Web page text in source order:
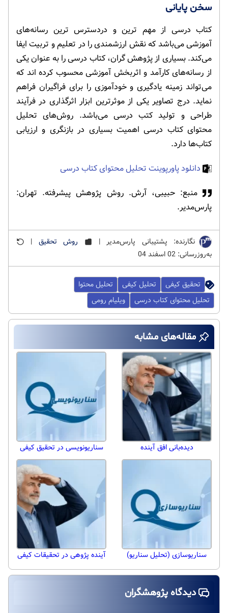
سخن پایانی
کتاب درسی از مهم ترین و دردسترس ترین رسانه‌های
آموزشی می‌باشد که نقش ارزشمندی را در تعلیم و تربیت ایفا
می‌کند. بسیاری از پژوهش گران، کتاب درسی را به عنوان یکی
از رسانه‌های کارآمد و اثربخش آموزشی محسوب کرده اند که
می‌تواند زمینه یادگیری و خودآموزی را برای فراگیران فراهم
نماید. درج تصاویر یکی از موثرترین ابزار اثرگذاری در فرآیند
طراحی و تولید کتب درسی می‌باشد. روش‌های تحلیل
محتوای کتاب درسی اهمیت بسیاری در بازنگری و ارزیابی
کتاب‌ها دارد.
دانلود پاورپوینت تحلیل محتوای کتاب درسی
منبع: حبیبی، آرش. روش پژوهش پیشرفته. تهران:
پارس‌مدیر.
نگارنده: پشتیبانی پارس‌مدیر | روش تحقیق |
به‌روزرسانی: 02 اسفند 04
تحقیق کیفی تحلیل کیفی
تحلیل محتوا
تحلیل محتوای کتاب درسی
ویلیام رومی
مقاله‌های مشابه
دیده‌بانی افق آینده سناریونویسی در تحقیق کیفی
سناریوسازی (تحلیل سناریو) آینده پژوهی در تحقیقات کیفی
دیدگاه پژوهشگران